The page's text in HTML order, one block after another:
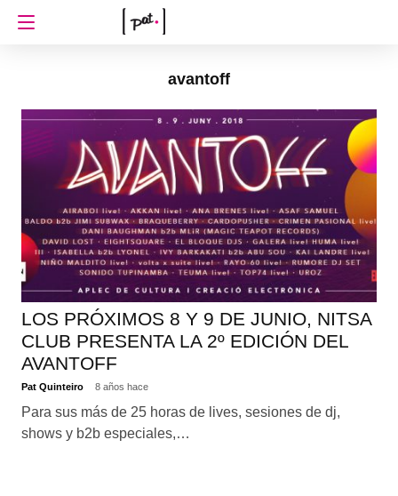
avantoff
LOS PRÓXIMOS 8 Y 9 DE JUNIO, NITSA
CLUB PRESENTA LA 2º EDICIÓN DEL
AVANTOFF
Pat Quinteiro 8 años hace
Para sus más de 25 horas de lives, sesiones de dj,
shows y b2b especiales,…